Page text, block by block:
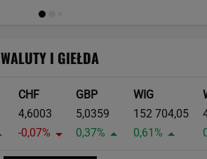
WALUTY I GIEŁDA
CHF
4,6003
-0,07%
GBP
5,0359
0,37%
WIG
152 704,05
0,61%